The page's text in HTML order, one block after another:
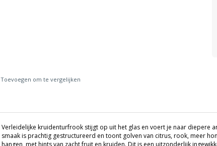
Toevoegen om te vergelijken
Verleidelijke kruidenturfrook stijgt op uit het glas en voert je naar diepere
smaak is prachtig gestructureerd en toont golven van citrus, rook, meer
hangen, met hints van zacht fruit en kruiden. Dit is een uitzonderlijk